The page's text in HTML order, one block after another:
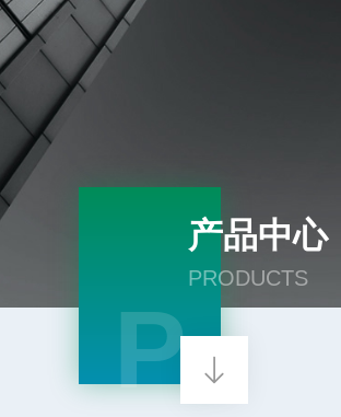
产品中心
PRODUCTS
P